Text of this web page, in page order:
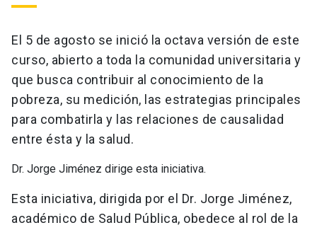
El 5 de agosto se inició la octava versión de este
curso, abierto a toda la comunidad universitaria y
que busca contribuir al conocimiento de la
pobreza, su medición, las estrategias principales
para combatirla y las relaciones de causalidad
entre ésta y la salud.
Dr. Jorge Jiménez dirige esta iniciativa.
Esta iniciativa, dirigida por el Dr. Jorge Jiménez,
académico de Salud Pública, obedece al rol de la